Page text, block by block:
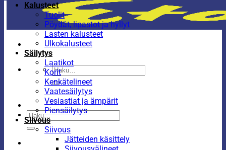
Etsi:
Etsi:
Kalusteet
Tuolit
Pöydät, lipastot ja hyllyt
Lasten kalusteet
Ulkokalusteet
Säilytys
Laatikot
Korit
Kenkätelineet
Vaatesäilytys
Vesiastiat ja ämpärit
Piensäilytys
Siivous
Siivous
Jätteiden käsittely